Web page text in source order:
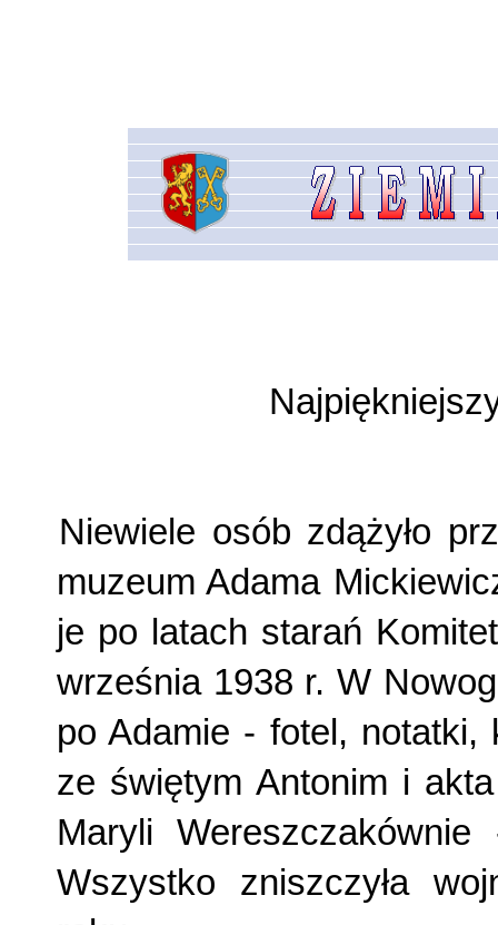
Niewiele osób zdążyło
muzeum Adama
je po latach starań
września 1938 r. W
po Adamie - fotel,
ze świętym Antonim i
Maryli
Wszystko zniszczyła